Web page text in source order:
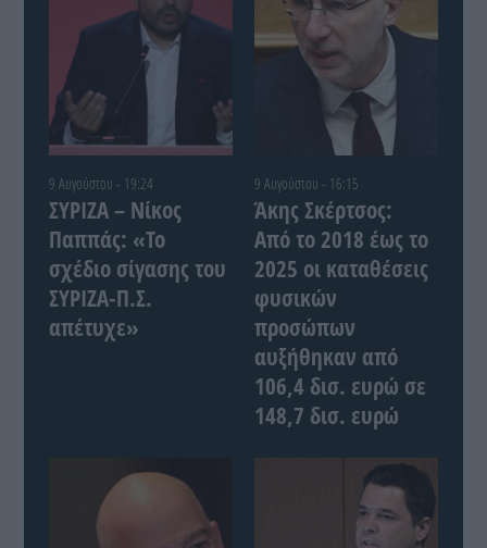
9 Αυγούστου - 19:24
ΣΥΡΙΖΑ – Νίκος
Παππάς: «Το
σχέδιο σίγασης του
ΣΥΡΙΖΑ-Π.Σ.
απέτυχε»
9 Αυγούστου - 16:15
Άκης Σκέρτσος:
Από το 2018 έως το
2025 οι καταθέσεις
φυσικών
προσώπων
αυξήθηκαν από
106,4 δισ. ευρώ σε
148,7 δισ. ευρώ